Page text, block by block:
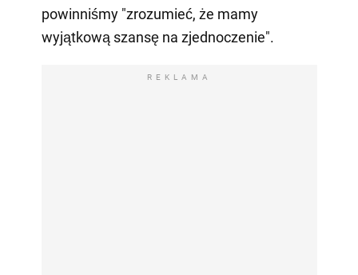
powinniśmy "zrozumieć, że mamy
wyjątkową szansę na zjednoczenie".
REKLAMA